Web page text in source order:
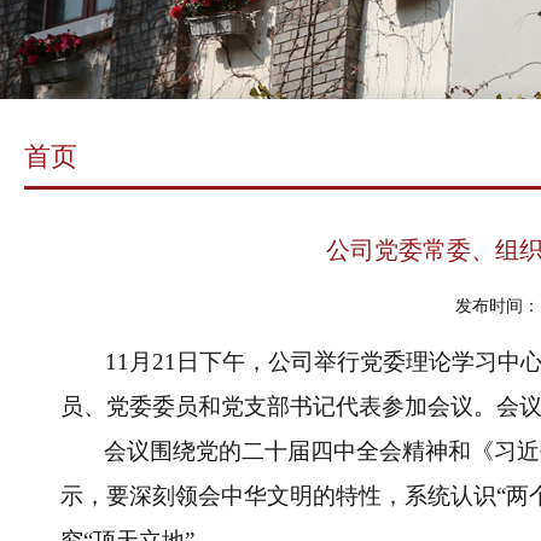
首页
公司党委常委、组
发布时间
11 月 21 日下午 ，公司举行党委理论学习中
员、党委委员和党支部书记代表参加会议。会
会议围绕党的二十届四中全会精神和《习
示，要深刻领会中华文明的特性，系统认识“